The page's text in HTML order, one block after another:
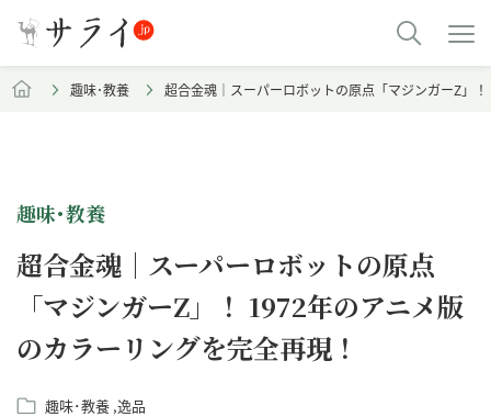
趣味･教養 超合金魂｜スーパーロボットの原点「マジンガーZ」
趣味･教養
超合金魂｜スーパーロボットの原点
「マジンガーZ」！ 1972年のアニメ版
のカラーリングを完全再現！
趣味･教養 逸品